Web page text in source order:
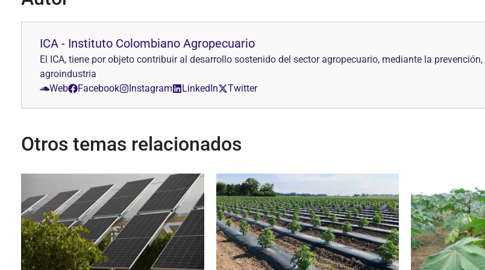
ICA - Instituto Colombiano Agropecuario
El ICA, tiene por objeto contribuir al desarrollo sostenido del sector agropecuario, mediante la
agroindustria
Web
Facebook Instagram LinkedIn Twitter
Otros temas relacionados